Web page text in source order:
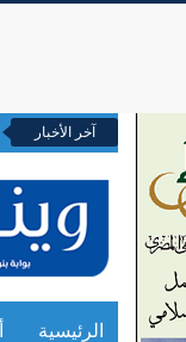
آخر الأخبار
الرئيسية